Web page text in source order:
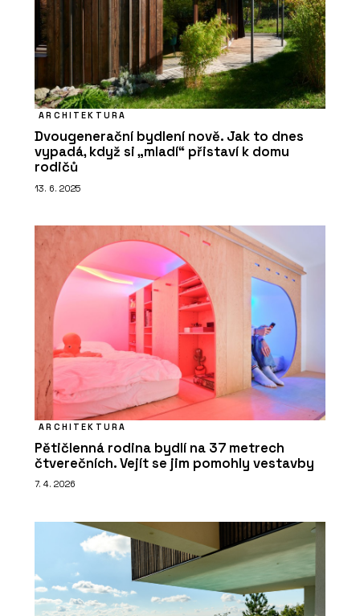
ARCHITEKTURA
Dvougenerační bydlení nově. Jak to dnes
vypadá, když si „mladí“ přistaví k domu
rodičů
13. 6. 2025
ARCHITEKTURA
Pětičlenná rodina bydlí na 37 metrech
čtverečních. Vejít se jim pomohly vestavby
7. 4. 2026